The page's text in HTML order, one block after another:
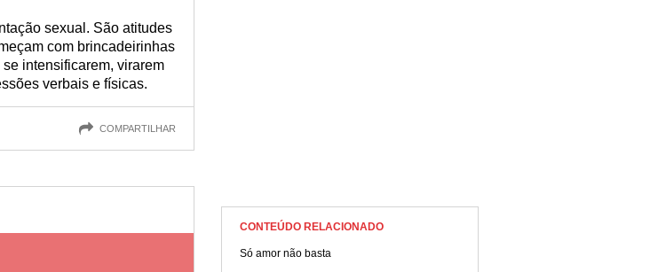
sexual. São atitudes
com brincadeirinhas
intensificarem, virarem
verbais e físicas.
COMPARTILHAR
CONTEÚDO RELACIONADO
Só amor não basta